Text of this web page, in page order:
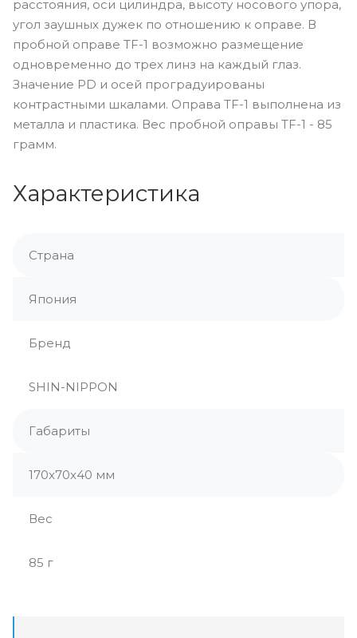
расстояния, оси цилиндра, высоту носового упора,
угол заушных дужек по отношению к оправе. В
пробной оправе TF-1 возможно размещение
одновременно до трех линз на каждый глаз.
Значение PD и осей проградуированы
контрастными шкалами. Оправа TF-1 выполнена из
металла и пластика. Вес пробной оправы TF-1 - 85
грамм.
Характеристика
Страна
Япония
Бренд
SHIN-NIPPON
Габариты
170x70x40 мм
Вес
85 г